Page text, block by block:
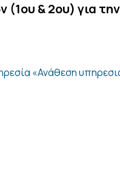
& 2ου) για
«Ανάθεση